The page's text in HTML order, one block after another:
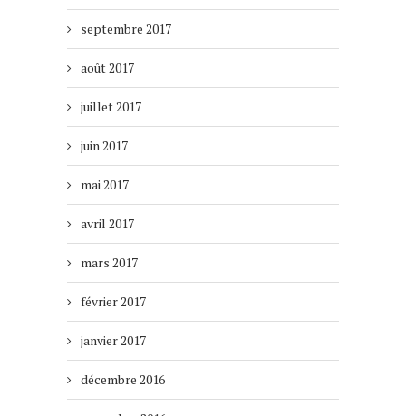
septembre 2017
août 2017
juillet 2017
juin 2017
mai 2017
avril 2017
mars 2017
février 2017
janvier 2017
décembre 2016